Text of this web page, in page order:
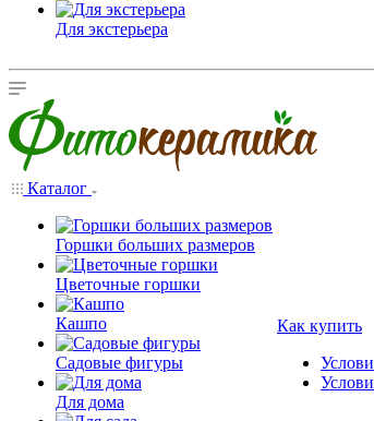
Для экстерьера
Каталог
Горшки больших размеров
Цветочные горшки
Кашпо
Садовые фигуры
Для дома
Как купить